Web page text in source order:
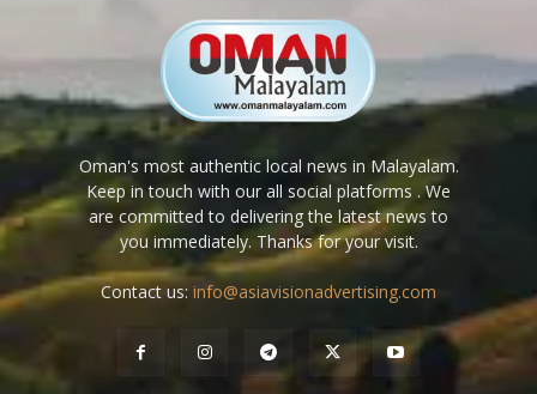
Oman's most authentic local news in Malayalam.
Keep in touch with our all social platforms . We
are committed to delivering the latest news to
you immediately. Thanks for your visit.
Contact us: info@asiavisionadvertising.com